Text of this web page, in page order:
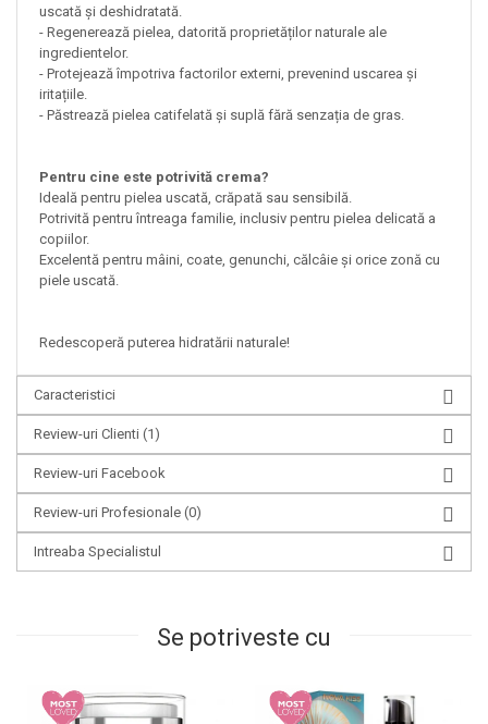
uscată și deshidratată.
- Regenerează pielea, datorită proprietăților naturale ale
ingredientelor.
- Protejează împotriva factorilor externi, prevenind uscarea și
iritațiile.
- Păstrează pielea catifelată și suplă fără senzația de gras.
Pentru cine este potrivită crema?
Ideală pentru pielea uscată, crăpată sau sensibilă.
Potrivită pentru întreaga familie, inclusiv pentru pielea delicată a
copiilor.
Excelentă pentru mâini, coate, genunchi, călcâie și orice zonă cu
piele uscată.
Redescoperă puterea hidratării naturale!
Caracteristici
Review-uri Clienti (1)
Review-uri Facebook
Review-uri Profesionale (0)
Intreaba Specialistul
Se potriveste cu